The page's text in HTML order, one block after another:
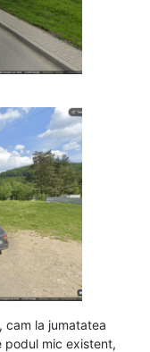
cam la jumatatea
podul mic existent,